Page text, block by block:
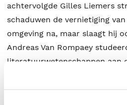
achtervolgde Gilles Liemers
schaduwen de vernietiging
omgeving na, maar slaagt hij
Andreas Van Rompaey
literatuurwetenschappen aan
Universiteit Leuven. Tot nog
hem bijna uitsluitend essays.